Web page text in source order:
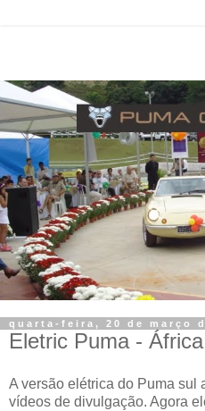
quarta-feira, 20 de março
Eletric Puma -
A versão elétrica do Puma sul
vídeos de divulgação. Agora